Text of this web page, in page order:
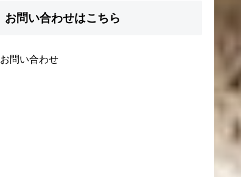
お問い合わせはこちら
お問い合わせ